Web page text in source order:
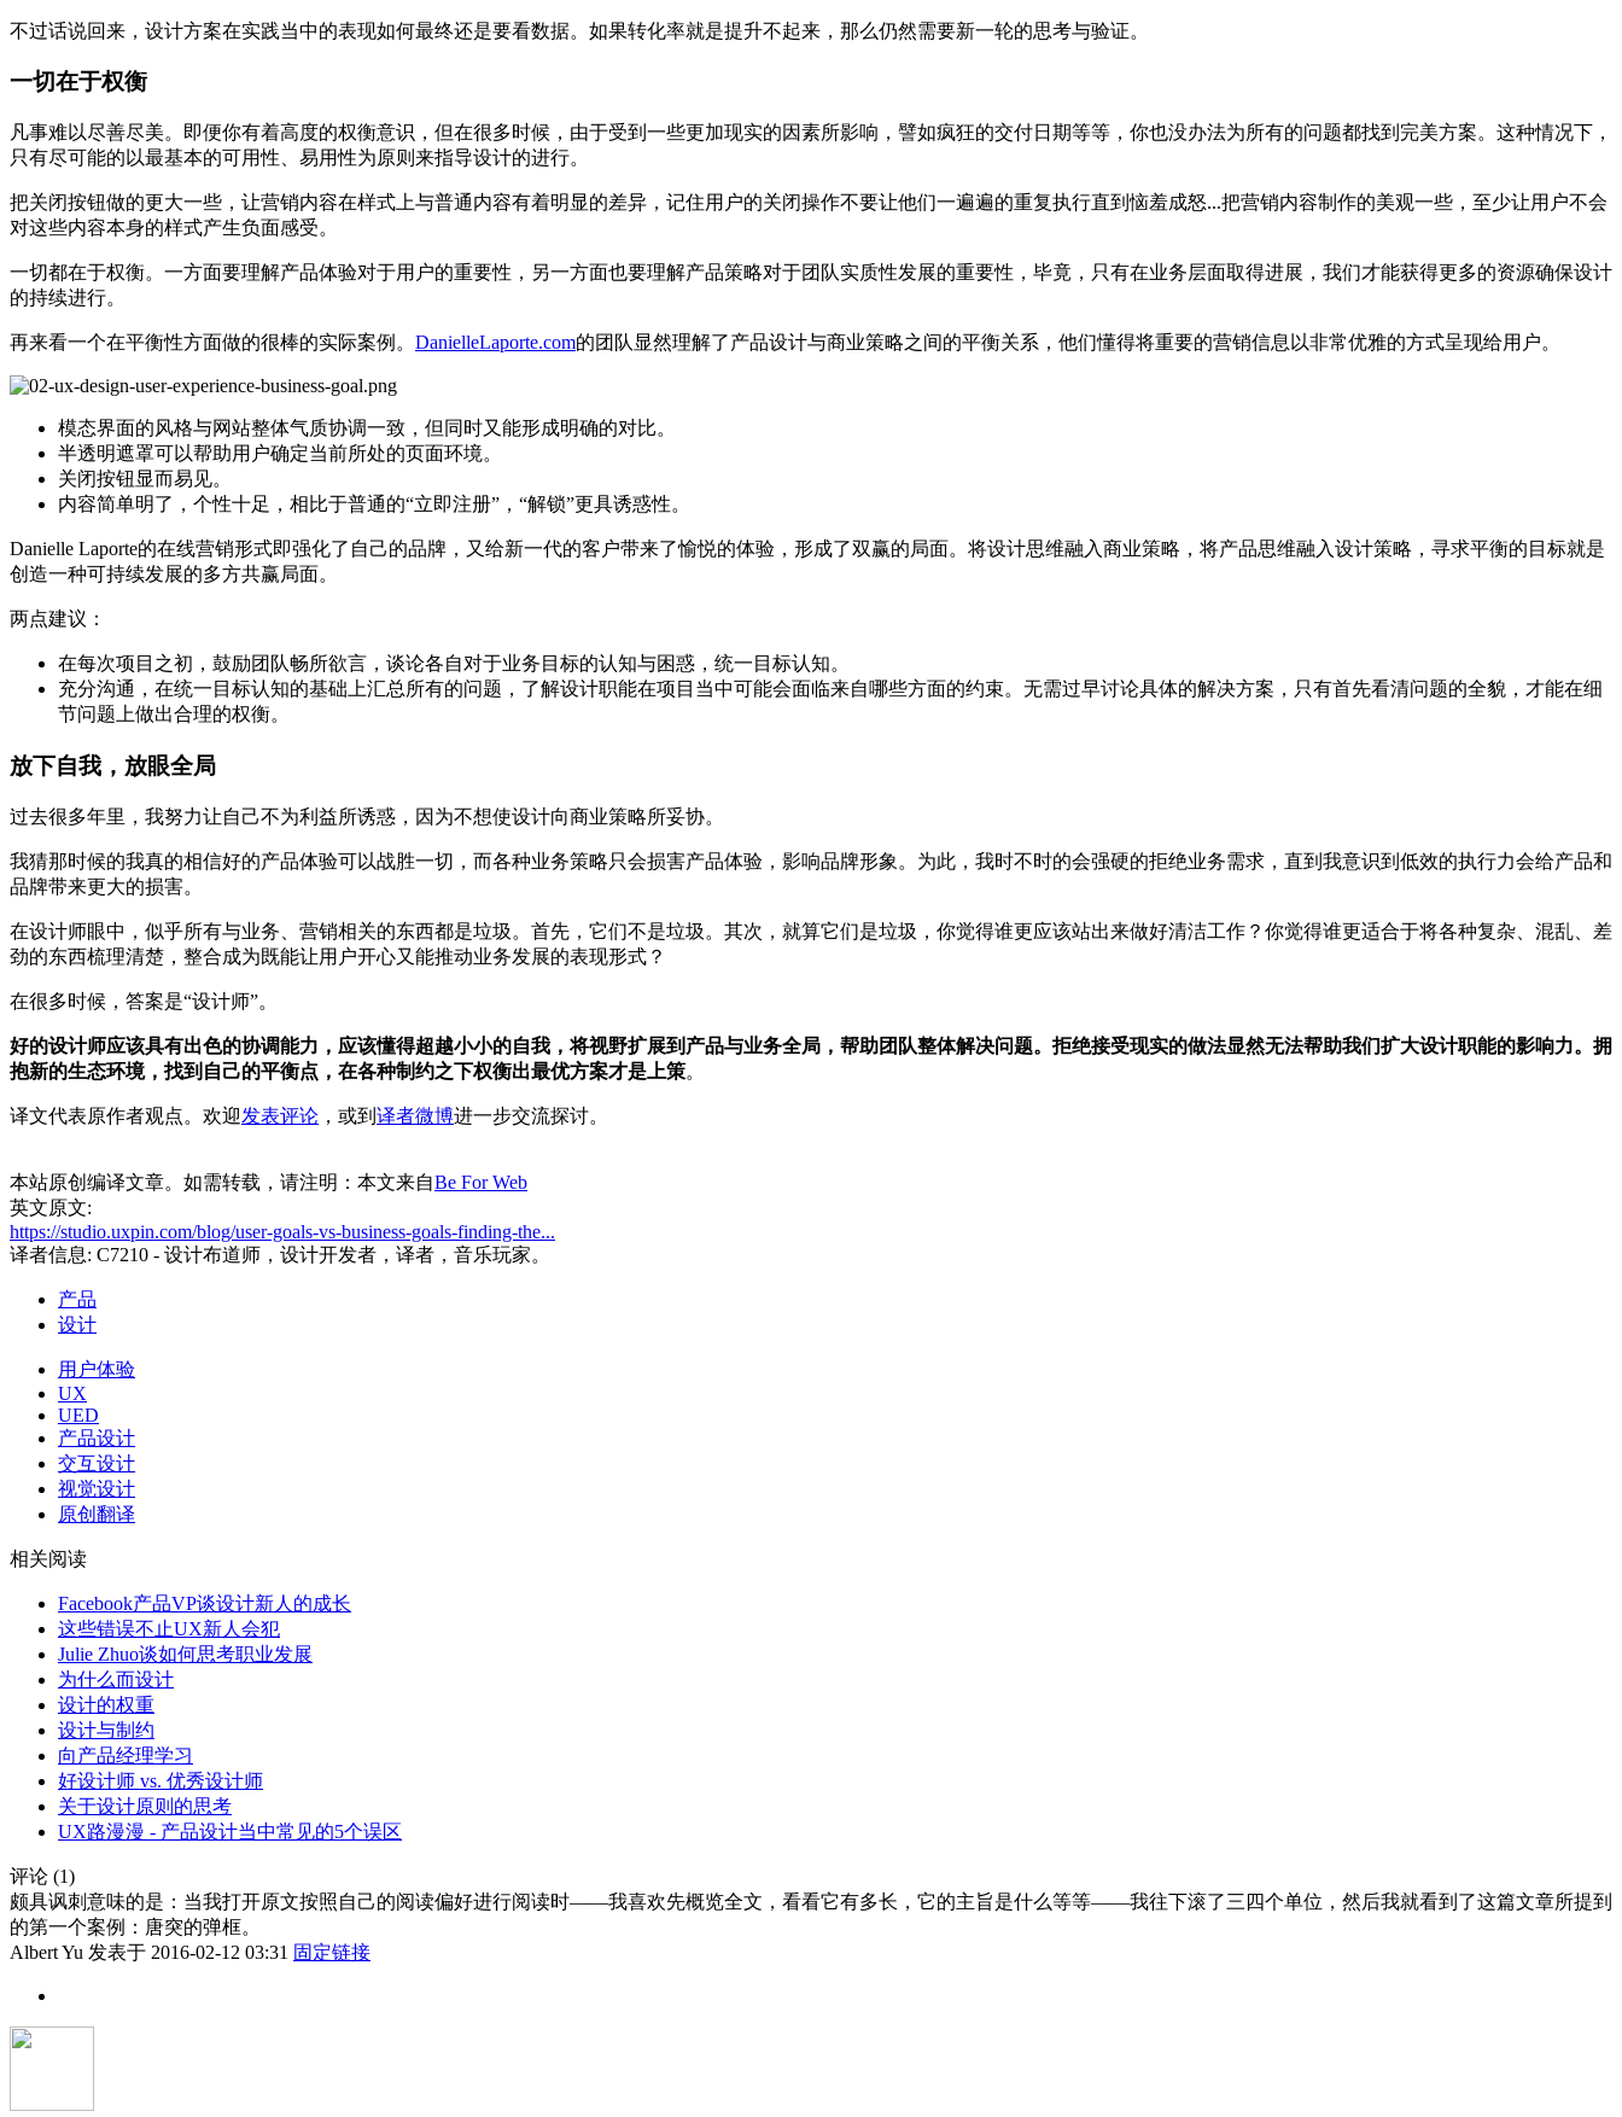
不过话说回来，设计方案在实践当中的表现如何最终还是要看数据。如果转化率就是提升不起来，那么仍然需要新一轮的思考与验证。
一切在于权衡
凡事难以尽善尽美。即便你有着高度的权衡意识，但在很多时候，由于受到一些更加现实的因素所影响，譬如疯狂的交付日期等等，你也没办法为所有的问题都找到完美方案。这种情况下，
只有尽可能的以最基本的可用性、易用性为原则来指导设计的进行。
把关闭按钮做的更大一些，让营销内容在样式上与普通内容有着明显的差异，记住用户的关闭操作不要让他们一遍遍的重复执行直到恼羞成怒...把营销内容制作的美观一些，至少让用户不会
对这些内容本身的样式产生负面感受。
一切都在于权衡。一方面要理解产品体验对于用户的重要性，另一方面也要理解产品策略对于团队实质性发展的重要性，毕竟，只有在业务层面取得进展，我们才能获得更多的资源确保设计
的持续进行。
再来看一个在平衡性方面做的很棒的实际案例。 DanielleLaporte.com的团队显然理解了产品设计与商业策略之间的平衡关系，他们懂得将重要的营销信息以非常优雅的方式呈现给用户。
模态界面的风格与网站整体气质协调一致，但同时又能形成明确的对比。
半透明遮罩可以帮助用户确定当前所处的页面环境。
关闭按钮显而易见。
内容简单明了，个性十足，相比于普通的“立即注册”，“解锁”更具诱惑性。
Danielle Laporte的在线营销形式即强化了自己的品牌，又给新一代的客户带来了愉悦的体验，形成了双赢的局面。将设计思维融入商业策略，将产品思维融入设计策略，寻求平衡的目标就是
创造一种可持续发展的多方共赢局面。
两点建议：
在每次项目之初，鼓励团队畅所欲言，谈论各自对于业务目标的认知与困惑，统一目标认知。
充分沟通，在统一目标认知的基础上汇总所有的问题，了解设计职能在项目当中可能会面临来自哪些方面的约束。无需过早讨论具体的解决方案，只有首先看清问题的全貌，才能在细
节问题上做出合理的权衡。
放下自我，放眼全局
过去很多年里，我努力让自己不为利益所诱惑，因为不想使设计向商业策略所妥协。
我猜那时候的我真的相信好的产品体验可以战胜一切，而各种业务策略只会损害产品体验，影响品牌形象。为此，我时不时的会强硬的拒绝业务需求，直到我意识到低效的执行力会给产品和
品牌带来更大的损害。
在设计师眼中，似乎所有与业务、营销相关的东西都是垃圾。首先，它们不是垃圾。其次，就算它们是垃圾，你觉得谁更应该站出来做好清洁工作？你觉得谁更适合于将各种复杂、混乱、差
劲的东西梳理清楚，整合成为既能让用户开心又能推动业务发展的表现形式？
在很多时候，答案是“设计师”。
好的设计师应该具有出色的协调能力，应该懂得超越小小的自我，将视野扩展到产品与业务全局，帮助团队整体解决问题。拒绝接受现实的做法显然无法帮助我们扩大设计职能的影响力。拥
抱新的生态环境，找到自己的平衡点，在各种制约之下权衡出最优方案才是上策。
译文代表原作者观点。欢迎发表评论 ，或到 译者微博进一步交流探讨。
本站原创编译文章。如需转载，请注明：本文来自Be For Web
英文原文:
https://studio.uxpin.com/blog/user-goals-vs-business-goals-finding-the...
译者信息: C7210 - 设计布道师，设计开发者，译者，音乐玩家。
产品
设计
用户体验
UX
UED
产品设计
交互设计
视觉设计
原创翻译
相关阅读
Facebook产品VP谈设计新人的成长
这些错误不止UX新人会犯
Julie Zhuo谈如何思考职业发展
为什么而设计
设计的权重
设计与制约
向产品经理学习
好设计师 vs. 优秀设计师
关于设计原则的思考
UX路漫漫 - 产品设计当中常见的5个误区
评论 (1)
颇具讽刺意味的是：当我打开原文按照自己的阅读偏好进行阅读时——我喜欢先概览全文，看看它有多长，它的主旨是什么等等——我往下滚了三四个单位，然后我就看到了这篇文章所提到
的第一个案例：唐突的弹框。
Albert Yu 发表于 2016-02-12 03:31 固定链接